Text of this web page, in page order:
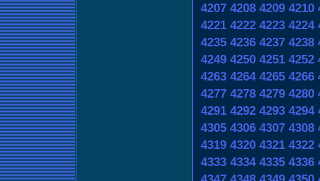
4207 4208 4209 4210
4221 4222 4223 4224
4235 4236 4237 4238
4249 4250 4251 4252
4263 4264 4265 4266
4277 4278 4279 4280
4291 4292 4293 4294
4305 4306 4307 4308
4319 4320 4321 4322
4333 4334 4335 4336